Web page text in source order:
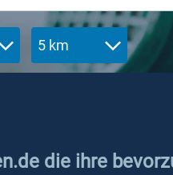
5 km
die ihre